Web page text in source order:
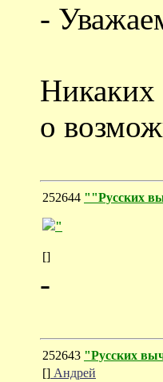
-
Никаких
о
252644 ""Русских
"
[]
-
252643 "Русских
[] Андрей